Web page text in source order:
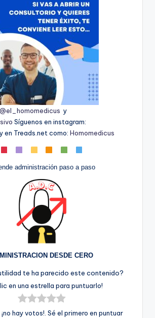
@el_homomedicus y
Síguenos en instagram:
y en Treads.net como: Homomedicus
administración paso a paso
DESDE CERO
te ha parecido este contenido?
en una estrella para puntuarlo!
hay votos!. Sé el primero en puntuar